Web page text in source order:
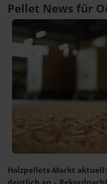
Pellet News für
Holzpellets-Markt